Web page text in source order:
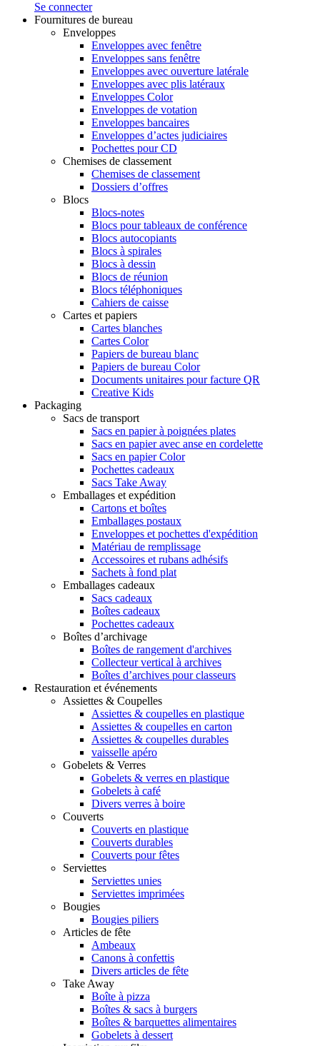
Se connecter
Fournitures de bureau
Enveloppes
Enveloppes avec fenêtre
Enveloppes sans fenêtre
Enveloppes avec ouverture latérale
Enveloppes avec plis latéraux
Enveloppes Color
Enveloppes de votation
Enveloppes bancaires
Enveloppes d’actes judiciaires
Pochettes pour CD
Chemises de classement
Chemises de classement
Dossiers d’offres
Blocs
Blocs-notes
Blocs pour tableaux de conférence
Blocs autocopiants
Blocs à spirales
Blocs à dessin
Blocs de réunion
Blocs téléphoniques
Cahiers de caisse
Cartes et papiers
Cartes blanches
Cartes Color
Papiers de bureau blanc
Papiers de bureau Color
Documents unitaires pour facture QR
Creative Kids
Packaging
Sacs de transport
Sacs en papier à poignées plates
Sacs en papier avec anse en cordelette
Sacs en papier Color
Pochettes cadeaux
Sacs Take Away
Emballages et expédition
Cartons et boîtes
Emballages postaux
Enveloppes et pochettes d'expédition
Matériau de remplissage
Accessoires et rubans adhésifs
Sachets à fond plat
Emballages cadeaux
Sacs cadeaux
Boîtes cadeaux
Pochettes cadeaux
Boîtes d’archivage
Boîtes de rangement d'archives
Collecteur vertical à archives
Boîtes d’archives pour classeurs
Restauration et événements
Assiettes & Coupelles
Assiettes & coupelles en plastique
Assiettes & coupelles en carton
Assiettes & coupelles durables
vaisselle apéro
Gobelets & Verres
Gobelets & verres en plastique
Gobelets à café
Divers verres à boire
Couverts
Couverts en plastique
Couverts durables
Couverts pour fêtes
Serviettes
Serviettes unies
Serviettes imprimées
Bougies
Bougies piliers
Articles de fête
Ambeaux
Canons à confettis
Divers articles de fête
Take Away
Boîte à pizza
Boîtes & sacs à burgers
Boîtes & barquettes alimentaires
Gobelets à dessert